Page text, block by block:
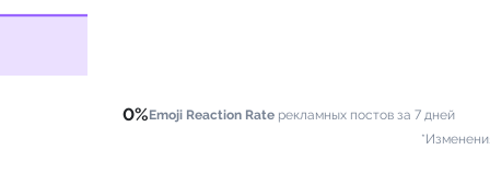
0%Emoji Reaction Rate рекламных постов за 7 дней